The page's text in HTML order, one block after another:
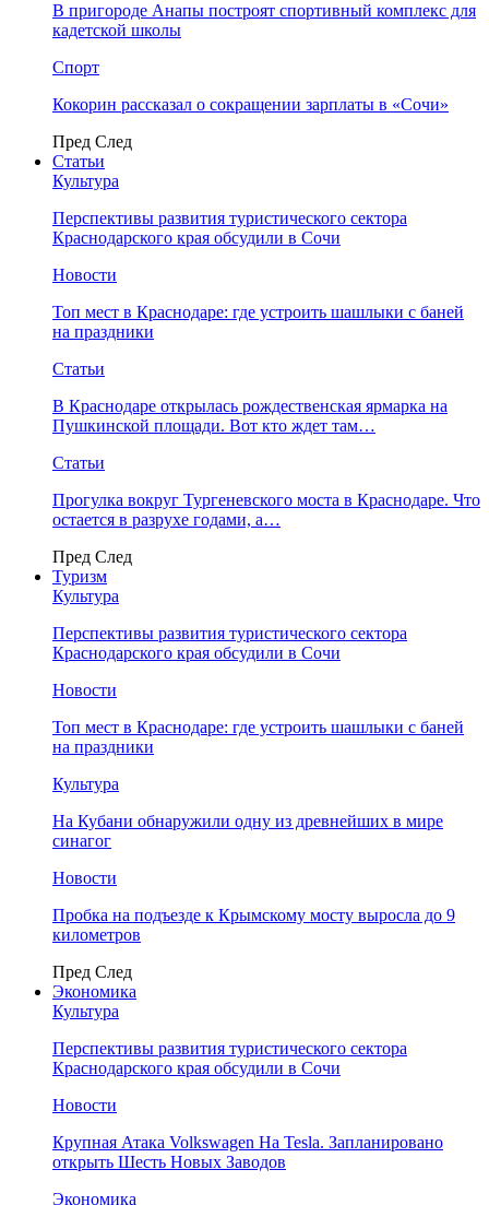
В пригороде Анапы построят спортивный комплекс для
кадетской школы
Спорт
Кокорин рассказал о сокращении зарплаты в «Сочи»
Пред След
Статьи
Культура
Перспективы развития туристического сектора
Краснодарского края обсудили в Сочи
Новости
Топ мест в Краснодаре: где устроить шашлыки с баней
на праздники
Статьи
В Краснодаре открылась рождественская ярмарка на
Пушкинской площади. Вот кто ждет там…
Статьи
Прогулка вокруг Тургеневского моста в Краснодаре. Что
остается в разрухе годами, а…
Пред След
Туризм
Культура
Перспективы развития туристического сектора
Краснодарского края обсудили в Сочи
Новости
Топ мест в Краснодаре: где устроить шашлыки с баней
на праздники
Культура
На Кубани обнаружили одну из древнейших в мире
синагог
Новости
Пробка на подъезде к Крымскому мосту выросла до 9
километров
Пред След
Экономика
Культура
Перспективы развития туристического сектора
Краснодарского края обсудили в Сочи
Новости
Крупная Атака Volkswagen На Tesla. Запланировано
открыть Шесть Новых Заводов
Экономика